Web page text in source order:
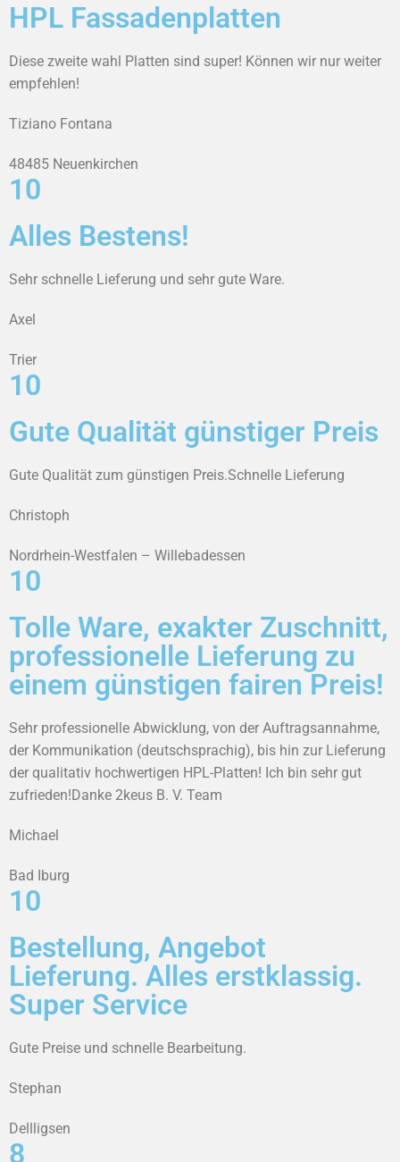
HPL Fassadenplatten
Diese zweite wahl Platten sind super! Können wir nur weiter
empfehlen!
Tiziano Fontana
48485 Neuenkirchen
10
Alles Bestens!
Sehr schnelle Lieferung und sehr gute Ware.
Axel
Trier
10
Gute Qualität günstiger Preis
Gute Qualität zum günstigen Preis.Schnelle Lieferung
Christoph
Nordrhein-Westfalen – Willebadessen
10
Tolle Ware, exakter Zuschnitt,
professionelle Lieferung zu
einem günstigen fairen Preis!
Sehr professionelle Abwicklung, von der Auftragsannahme,
der Kommunikation (deutschsprachig), bis hin zur Lieferung
der qualitativ hochwertigen HPL-Platten! Ich bin sehr gut
zufrieden!Danke 2keus B. V. Team
Michael
Bad Iburg
10
Bestellung, Angebot
Lieferung. Alles erstklassig.
Super Service
Gute Preise und schnelle Bearbeitung.
Stephan
Dellligsen
8